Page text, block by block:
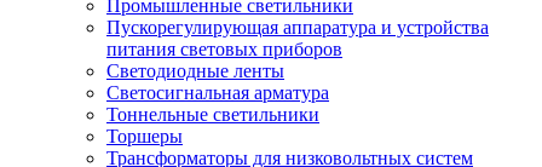
Промышленные светильники
Пускорегулирующая аппаратура и устройства
питания световых приборов
Светодиодные ленты
Светосигнальная арматура
Тоннельные светильники
Торшеры
Трансформаторы для низковольтных систем